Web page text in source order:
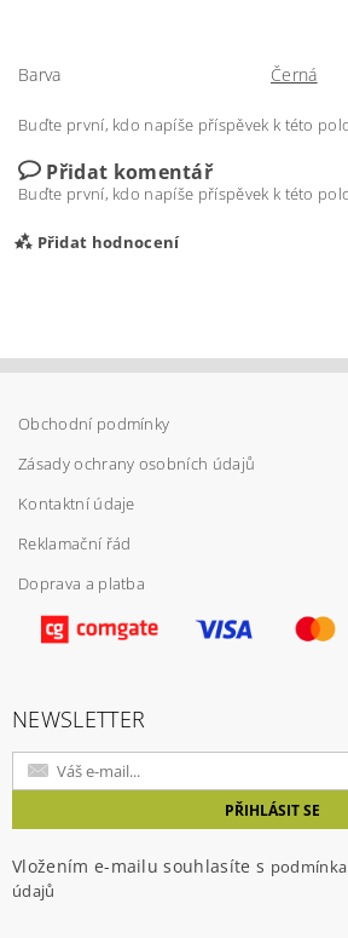
Barva Černá
Buďte první, kdo napíše příspěvek k této
Přidat komentář
Buďte první, kdo napíše příspěvek k této
Přidat hodnocení
Vložením hodnocení souhlasíte s
ochrany osobních údajů
Obchodní podmínky
Zásady ochrany osobních údajů
Kontaktní údaje
Reklamační řád
Doprava a platba
NEWSLETTER
Vložením e-mailu souhlasíte s
údajů